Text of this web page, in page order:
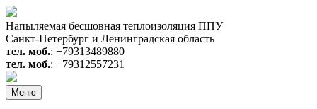
Перейти
к
содержимому
Напыляемая бесшовная теплоизоляция ППУ
Санкт-Петербург и Ленинградская область
тел. моб.: +79313489880
тел. моб.: +79312557231
Меню